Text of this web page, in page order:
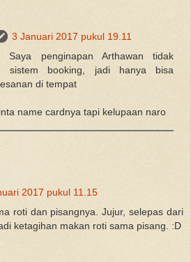
3 Januari 2017 pukul 19.11
Saya penginapan Arthawan tidak
sistem booking, jadi hanya bisa
di tempat
name cardnya tapi kelupaan naro
2017 pukul 11.15
roti dan pisangnya. Jujur, selepas dari
ketagihan makan roti sama pisang. :D